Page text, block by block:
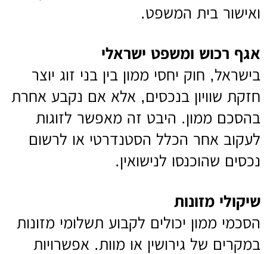
ואישור בית המשפט.
אגף רכוש ומשפט ישראלי
בישראל, חוק יחסי ממון בין בני זוג יוצר
חזקת שוויון בנכסים, אלא אם נקבע אחרת
בהסכם ממון. היבט זה מאפשר לזוגות
לעקוב אחר הכלל הסטנדרטי או לרשום
נכסים שהוכנסו לנישואין.
שיקולי מזונות
הסכמי ממון יכולים לקבוע תשלומי מזונות
במקרים של גירושין או מוות. אפשרויות